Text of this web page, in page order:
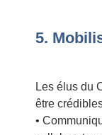
5.
Les élus du
être
•